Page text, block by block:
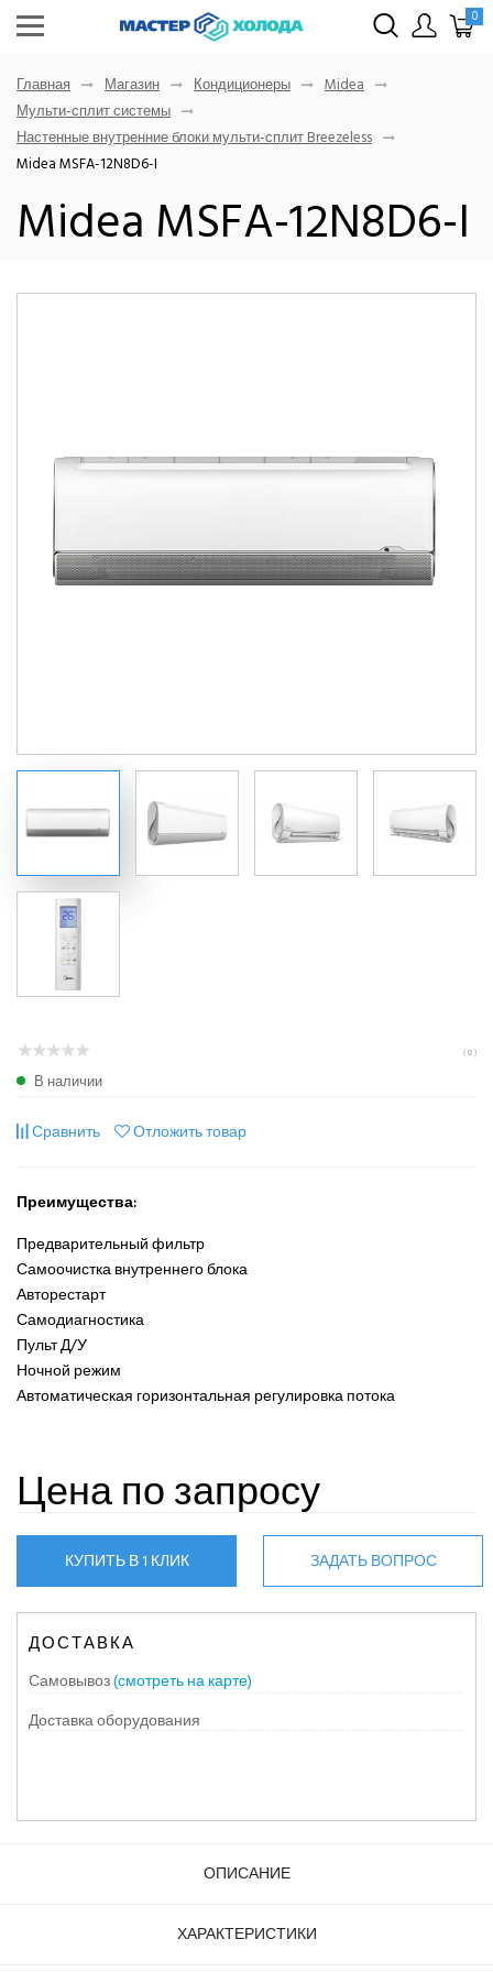
0
Главная Магазин Кондиционеры
Midea
Мульти-сплит системы
Настенные внутренние блоки мульти-сплит Breezeless
Midea MSFA-12N8D6-I
Midea MSFA-12N8D6-I
( 0 )
В наличии
Сравнить Отложить товар
Преимущества:
Предварительный фильтр
Самоочистка внутреннего блока
Авторестарт
Самодиагностика
Пульт Д/У
Ночной режим
Автоматическая горизонтальная регулировка потока
Цена по запросу
КУПИТЬ В 1 КЛИК ЗАДАТЬ ВОПРОС
ДОСТАВКА
Самовывоз(смотреть на карте)
Доставка оборудования
ОПИСАНИЕ
ХАРАКТЕРИСТИКИ